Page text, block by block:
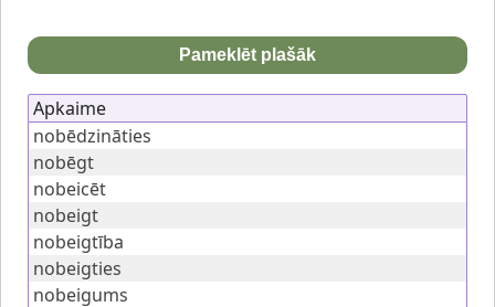
Pameklēt plašāk
Apkaime
nobēdzināties
nobēgt
nobeicēt
nobeigt
nobeigtība
nobeigties
nobeigums